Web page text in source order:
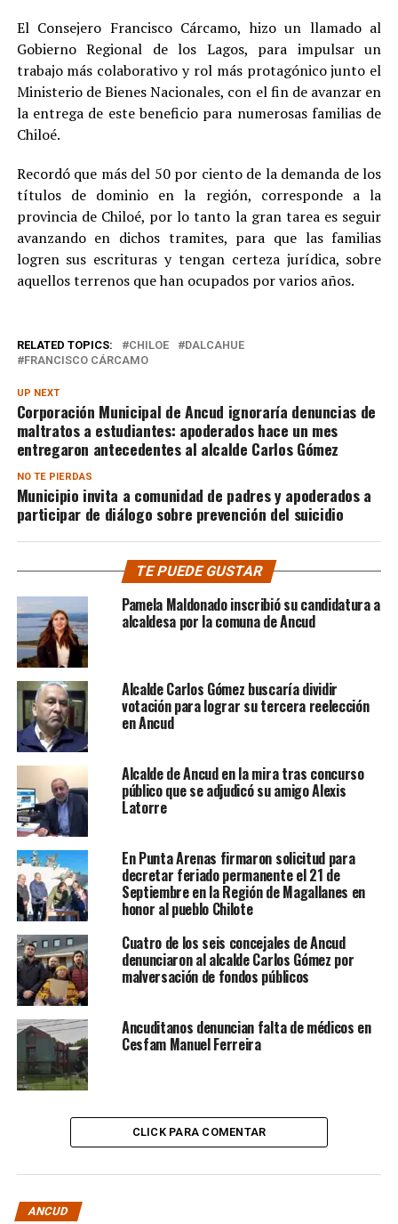
El Consejero Francisco Cárcamo, hizo un llamado al
Gobierno Regional de los Lagos, para impulsar un
trabajo más colaborativo y rol más protagónico junto el
Ministerio de Bienes Nacionales, con el fin de avanzar en
la entrega de este beneficio para numerosas familias de
Chiloé.
Recordó que más del 50 por ciento de la demanda de los
títulos de dominio en la región, corresponde a la
provincia de Chiloé, por lo tanto la gran tarea es seguir
avanzando en dichos tramites, para que las familias
logren sus escrituras y tengan certeza jurídica, sobre
aquellos terrenos que han ocupados por varios años.
RELATED TOPICS: CHILOE
DALCAHUE
FRANCISCO CÁRCAMO
UP NEXT
Corporación Municipal de Ancud ignoraría denuncias de
maltratos a estudiantes: apoderados hace un mes
entregaron antecedentes al alcalde Carlos Gómez
NO TE PIERDAS
Municipio invita a comunidad de padres y apoderados a
participar de diálogo sobre prevención del suicidio
TE PUEDE GUSTAR
Pamela Maldonado inscribió su candidatura a
alcaldesa por la comuna de Ancud
Alcalde Carlos Gómez buscaría dividir
votación para lograr su tercera reelección
en Ancud
Alcalde de Ancud en la mira tras concurso
público que se adjudicó su amigo Alexis
Latorre
En Punta Arenas firmaron solicitud para
decretar feriado permanente el 21 de
Septiembre en la Región de Magallanes en
honor al pueblo Chilote
Cuatro de los seis concejales de Ancud
denunciaron al alcalde Carlos Gómez por
malversación de fondos públicos
Ancuditanos denuncian falta de médicos en
Cesfam Manuel Ferreira
CLICK PARA COMENTAR
ANCUD